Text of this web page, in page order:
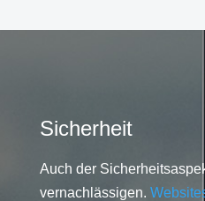
Sicherheit
Auch der
vernachlässigen.